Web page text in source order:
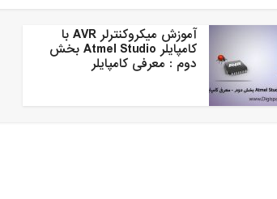
آموزش میکروکنترلر AVR با
کامپایلر Atmel Studio بخش
دوم : معرفی کامپایلر